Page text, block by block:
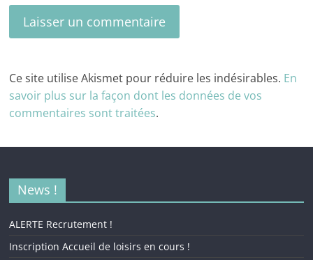
Ce site utilise Akismet pour réduire les indésirables. En
savoir plus sur la façon dont les données de vos
commentaires sont traitées.
News !
ALERTE Recrutement !
Inscription Accueil de loisirs en cours !